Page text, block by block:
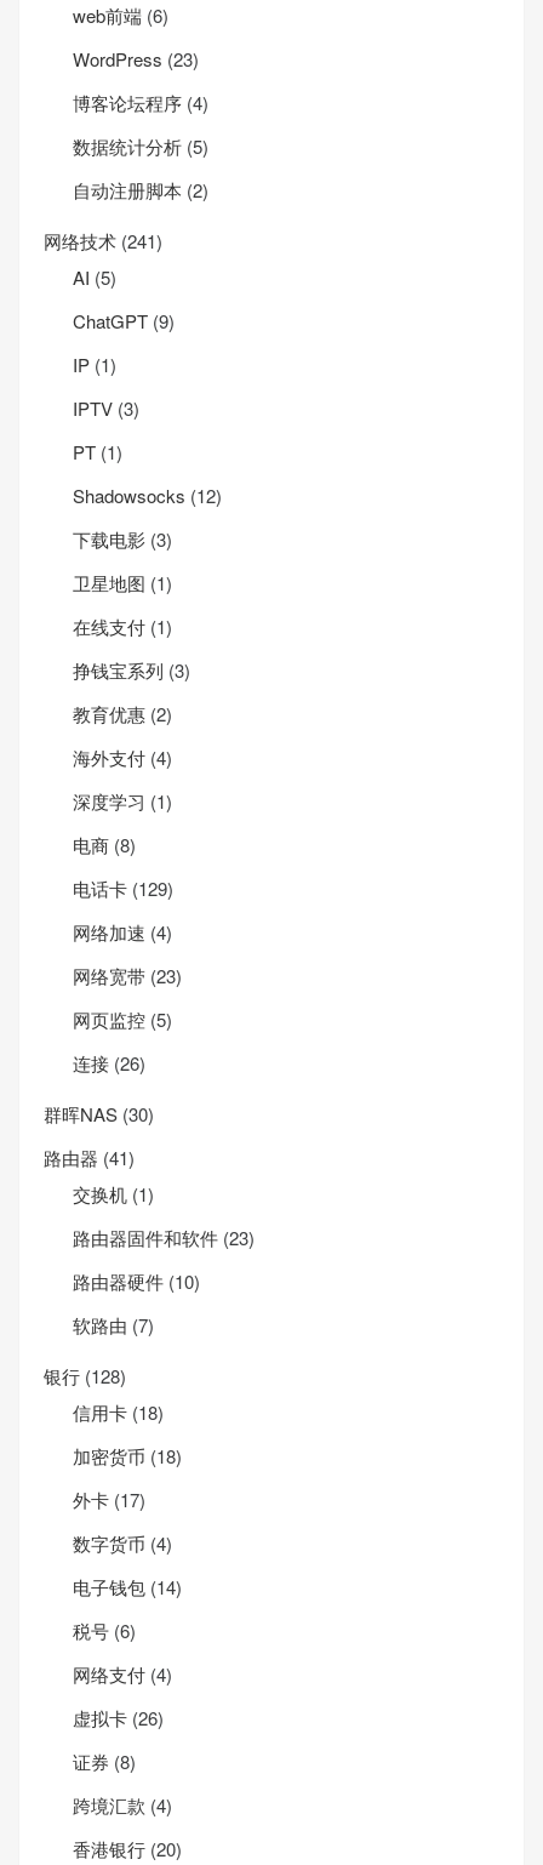
web前端 (6)
WordPress (23)
博客论坛程序 (4)
数据统计分析 (5)
自动注册脚本 (2)
网络技术 (241)
AI (5)
ChatGPT (9)
IP (1)
IPTV (3)
PT (1)
Shadowsocks (12)
下载电影 (3)
卫星地图 (1)
在线支付 (1)
挣钱宝系列 (3)
教育优惠 (2)
海外支付 (4)
深度学习 (1)
电商 (8)
电话卡 (129)
网络加速 (4)
网络宽带 (23)
网页监控 (5)
连接 (26)
群晖NAS (30)
路由器 (41)
交换机 (1)
路由器固件和软件 (23)
路由器硬件 (10)
软路由 (7)
银行 (128)
信用卡 (18)
加密货币 (18)
外卡 (17)
数字货币 (4)
电子钱包 (14)
税号 (6)
网络支付 (4)
虚拟卡 (26)
证券 (8)
跨境汇款 (4)
香港银行 (20)